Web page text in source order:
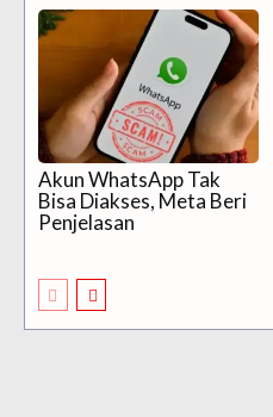
Akun WhatsApp Tak
Bisa Diakses, Meta Beri
Penjelasan